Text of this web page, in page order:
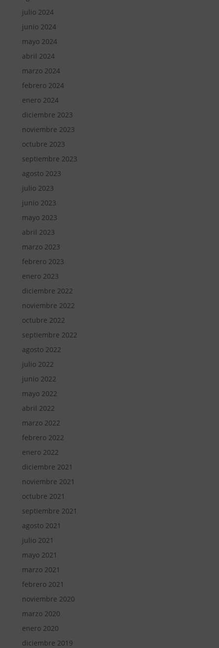
julio 2024
junio 2024
mayo 2024
abril 2024
marzo 2024
febrero 2024
enero 2024
diciembre 2023
noviembre 2023
octubre 2023
septiembre 2023
agosto 2023
julio 2023
junio 2023
mayo 2023
abril 2023
marzo 2023
febrero 2023
enero 2023
diciembre 2022
noviembre 2022
octubre 2022
septiembre 2022
agosto 2022
julio 2022
junio 2022
mayo 2022
abril 2022
marzo 2022
febrero 2022
enero 2022
diciembre 2021
noviembre 2021
octubre 2021
septiembre 2021
agosto 2021
julio 2021
mayo 2021
marzo 2021
febrero 2021
noviembre 2020
marzo 2020
enero 2020
diciembre 2019